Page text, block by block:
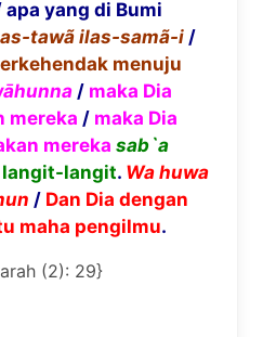
apa yang di Bumi
tawãilas-samã-i/
menuju
āhunna/ maka Dia
mereka / maka Dia
mereka sab`a
langit. Wa huwa
/ Dan Dia dengan
maha pengilmu.
(2): 29}